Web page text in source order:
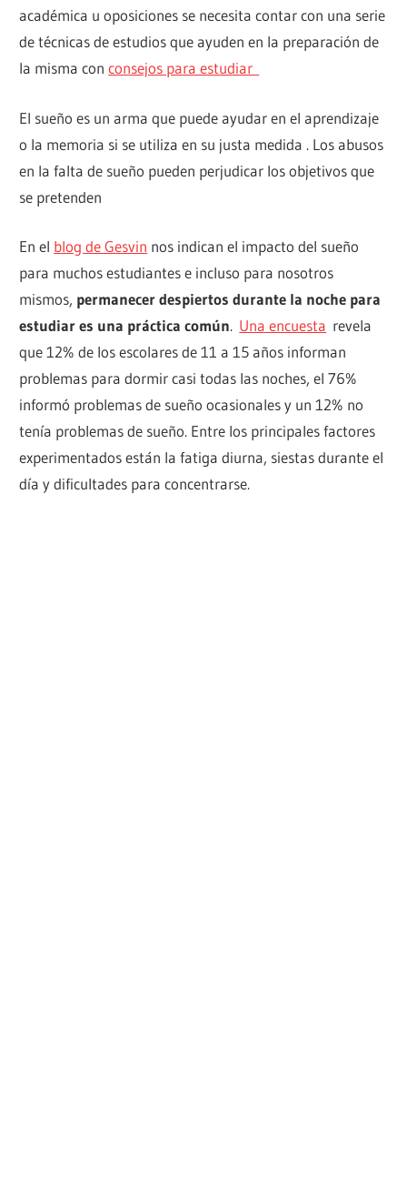
académica u oposiciones se necesita contar con una serie
de técnicas de estudios que ayuden en la preparación de
la misma conconsejos para estudiar
El sueño es un arma que puede ayudar en el aprendizaje
o la memoria si se utiliza en su justa medida . Los abusos
en la falta de sueño pueden perjudicar los objetivos que
se pretenden
En el blog de Gesvin nos indican el impacto del sueño
para muchos estudiantes e incluso para nosotros
mismos, permanecer despiertos durante la noche para
estudiar es una práctica común. Una encuesta revela
que 12% de los escolares de 11 a 15 años informan
problemas para dormir casi todas las noches, el 76%
informó problemas de sueño ocasionales y un 12% no
tenía problemas de sueño. Entre los principales factores
experimentados están la fatiga diurna, siestas durante el
día y dificultades para concentrarse.